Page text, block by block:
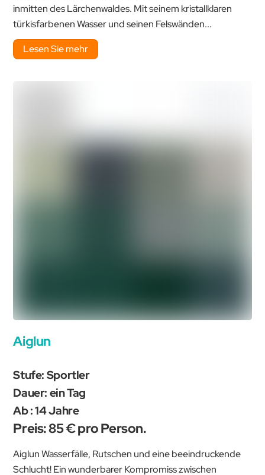
inmitten des Lärchenwaldes. Mit seinem kristallklaren
türkisfarbenen Wasser und seinen Felswänden...
Lesen Sie mehr
Aiglun
Stufe: Sportler
Dauer: ein Tag
Ab : 14 Jahre
Preis: 85 € pro Person.
Aiglun Wasserfälle, Rutschen und eine beeindruckende
Schlucht! Ein wunderbarer Kompromiss zwischen